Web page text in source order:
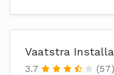
Vaatstra
3.7 (57)